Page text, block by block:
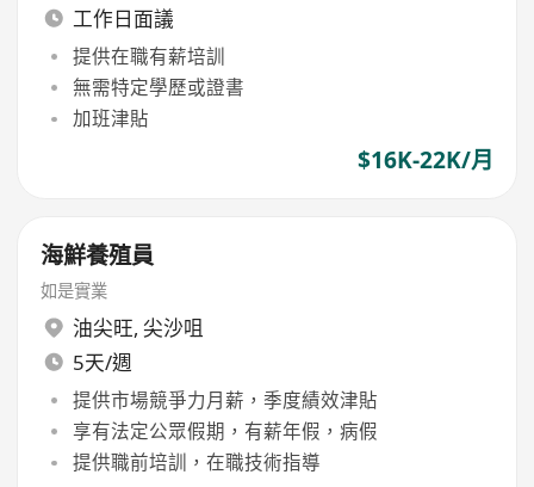
工作日面議
提供在職有薪培訓
無需特定學歷或證書
加班津貼
$16K-22K/月
海鮮養殖員
如是實業
油尖旺, 尖沙咀
5天/週
提供市場競爭力月薪，季度績效津貼
享有法定公眾假期，有薪年假，病假
提供職前培訓，在職技術指導